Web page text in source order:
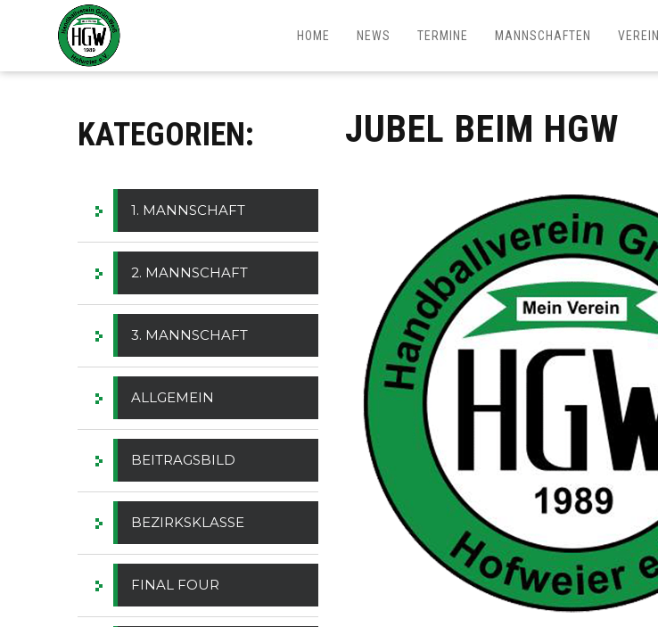
HOME NEWS TERMINE MANNSCHAFTEN VEREIN
JUBEL BEIM HGW
KATEGORIEN:
1. MANNSCHAFT
2. MANNSCHAFT
3. MANNSCHAFT
ALLGEMEIN
BEITRAGSBILD
BEZIRKSKLASSE
FINAL FOUR